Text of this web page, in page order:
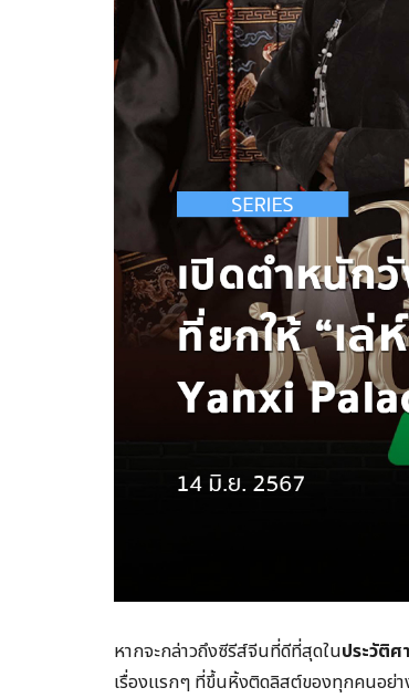
หากจะกล่าวถึงซีรีส์จีนที่ดีที่สุดในประวัติศ
เรื่องแรกๆ ที่ขึ้นหิ้งติดลิสต์ของทุกคนอ